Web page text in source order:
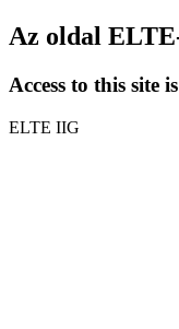
Az oldal
Access to this site
ELTE IIG